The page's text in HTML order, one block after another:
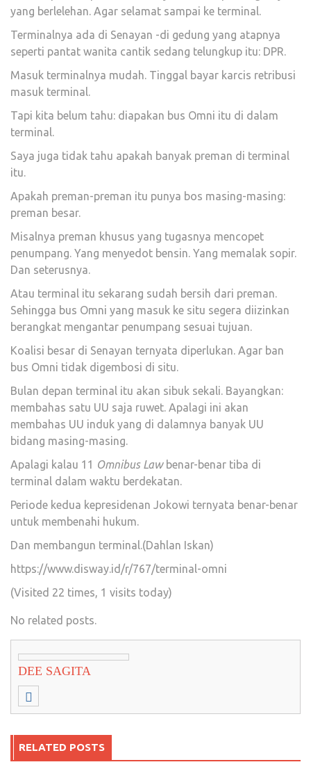
yang berlelehan. Agar selamat sampai ke terminal.
Terminalnya ada di Senayan -di gedung yang atapnya
seperti pantat wanita cantik sedang telungkup itu: DPR.
Masuk terminalnya mudah. Tinggal bayar karcis retribusi
masuk terminal.
Tapi kita belum tahu: diapakan bus Omni itu di dalam
terminal.
Saya juga tidak tahu apakah banyak preman di terminal
itu.
Apakah preman-preman itu punya bos masing-masing:
preman besar.
Misalnya preman khusus yang tugasnya mencopet
penumpang. Yang menyedot bensin. Yang memalak sopir.
Dan seterusnya.
Atau terminal itu sekarang sudah bersih dari preman.
Sehingga bus Omni yang masuk ke situ segera diizinkan
berangkat mengantar penumpang sesuai tujuan.
Koalisi besar di Senayan ternyata diperlukan. Agar ban
bus Omni tidak digembosi di situ.
Bulan depan terminal itu akan sibuk sekali. Bayangkan:
membahas satu UU saja ruwet. Apalagi ini akan
membahas UU induk yang di dalamnya banyak UU
bidang masing-masing.
Apalagi kalau 11 Omnibus Lawbenar-benar tiba di
terminal dalam waktu berdekatan.
Periode kedua kepresidenan Jokowi ternyata benar-benar
untuk membenahi hukum.
Dan membangun terminal.(Dahlan Iskan)
https://www.disway.id/r/767/terminal-omni
(Visited 22 times, 1 visits today)
No related posts.
DEE SAGITA
RELATED POSTS